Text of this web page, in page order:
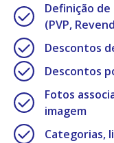
Definição
(PVP,
Descontos
Descontos
Fotos
imagem
Categorias,